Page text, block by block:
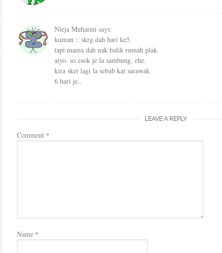
Nieja Muhaimi says:
kuman :: skrg dah hari ke5.
tapi mama dah nak balik rumah plak.
aiyo. so esok je la sambung. ehe.
kira sket lagi la sebab kat sarawak
6 hari je..
LEAVE A REPLY
Comment *
Name *